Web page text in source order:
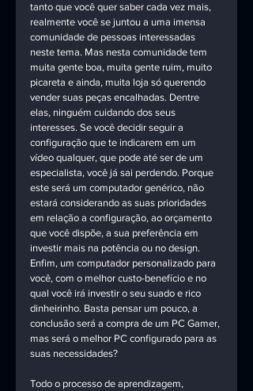
tanto que você quer saber cada vez mais,
realmente você se juntou a uma imensa
comunidade de pessoas interessadas
neste tema. Mas nesta comunidade tem
muita gente boa, muita gente ruim, muito
picareta e ainda, muita loja só querendo
vender suas peças encalhadas. Dentre
elas, ninguém cuidando dos seus
interesses. Se você decidir seguir a
configuração que te indicarem em um
vídeo qualquer, que pode até ser de um
especialista, você já sai perdendo. Porque
este será um computador genérico, não
estará considerando as suas prioridades
em relação a configuração, ao orçamento
que você dispõe, a sua preferência em
investir mais na potência ou no design.
Enfim, um computador personalizado para
você, com o melhor custo-benefício e no
qual você irá investir o seu suado e rico
dinheirinho. Basta pensar um pouco, a
conclusão será a compra de um PC Gamer,
mas será o melhor PC configurado para as
suas necessidades?
Todo o processo de aprendizagem,